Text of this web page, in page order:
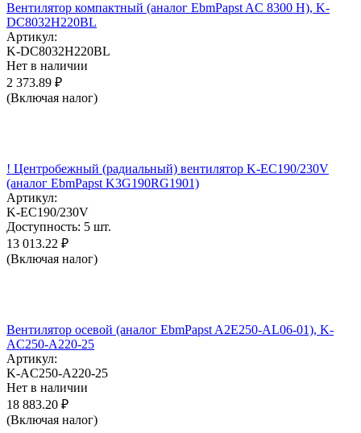
Вентилятор компактный (аналог EbmPapst AC 8300 H), K-
DC8032H220BL
Артикул:
K-DC8032H220BL
Нет в наличии
2 373.89 ₽
(Включая налог)
! Центробежный (радиальный) вентилятор K-EC190/230V
(аналог EbmPapst K3G190RG1901)
Артикул:
K-EC190/230V
Доступность: 5 шт.
13 013.22 ₽
(Включая налог)
Вентилятор осевой (аналог EbmPapst A2E250-AL06-01), K-
AC250-A220-25
Артикул:
K-AC250-A220-25
Нет в наличии
18 883.20 ₽
(Включая налог)